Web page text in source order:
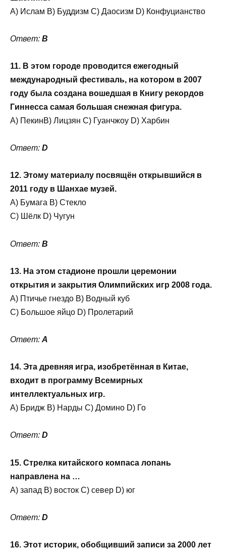
A) Ислам B) Буддизм C) Даосизм D) Конфуцианство
Ответ: B
11. В этом городе проводится ежегодный
международный фестиваль, на котором в 2007
году была создана вошедшая в Книгу рекордов
Гиннесса самая большая снежная фигура.
A) ПекинB) Лицзян C) Гуанчжоу D) Харбин
Ответ: D
12. Этому материалу посвящён открывшийся в
2011 году в Шанхае музей.
A) Бумага B) Стекло
C) Шёлк D) Чугун
Ответ: B
13. На этом стадионе прошли церемонии
открытия и закрытия Олимпийских игр 2008 года.
A) Птичье гнездо B) Водный куб
C) Большое яйцо D) Пролетарий
Ответ: A
14. Эта древняя игра, изобретённая в Китае,
входит в программу Всемирных
интеллектуальных игр.
A) Бридж B) Нарды C) Домино D) Го
Ответ: D
15. Стрелка китайского компаса лопань
направлена на …
A) запад B) восток C) север D) юг
Ответ: D
16. Этот историк, обобщивший записи за 2000 лет